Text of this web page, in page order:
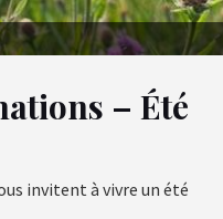
– Été
invitent à vivre un été